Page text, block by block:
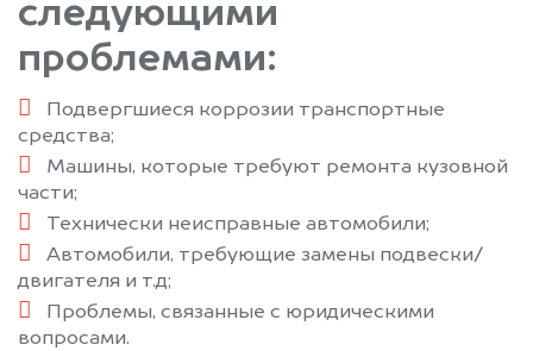
следующими
проблемами:
Подвергшиеся коррозии транспортные
средства;
Машины, которые требуют ремонта кузовной
части;
Технически неисправные автомобили;
Автомобили, требующие замены подвески/
двигателя и т.д;
Проблемы, связанные с юридическими
вопросами.